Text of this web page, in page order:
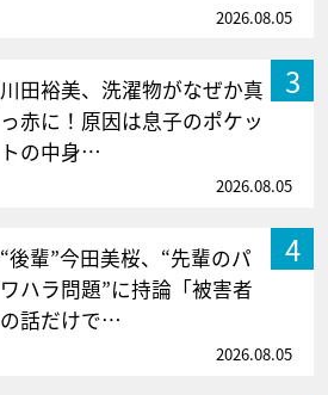
2026.08.05
3
川田裕美、洗濯物がなぜか真
っ赤に！原因は息子のポケッ
トの中身…
2026.08.05
4
“後輩”今田美桜、“先輩のパ
ワハラ問題”に持論「被害者
の話だけで…
2026.08.05